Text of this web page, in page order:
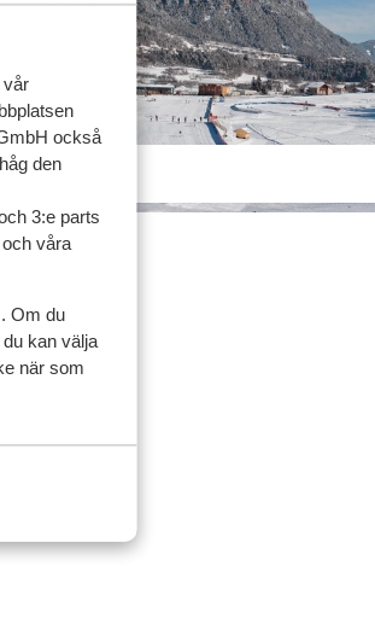
vår
också
den
3:e parts
våra
Om du
kan välja
när som
Tesero